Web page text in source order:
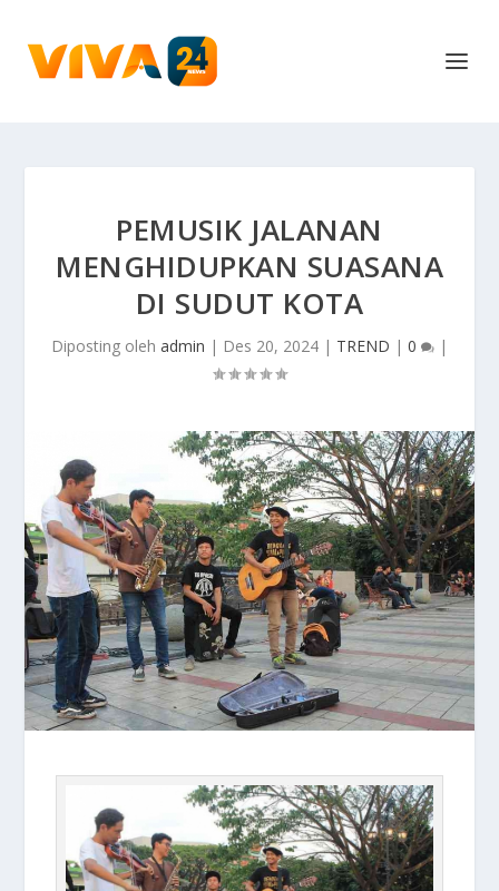
PEMUSIK JALANAN
MENGHIDUPKAN SUASANA
DI SUDUT KOTA
Diposting oleh admin | Des 20, 2024 | TREND | 0 |